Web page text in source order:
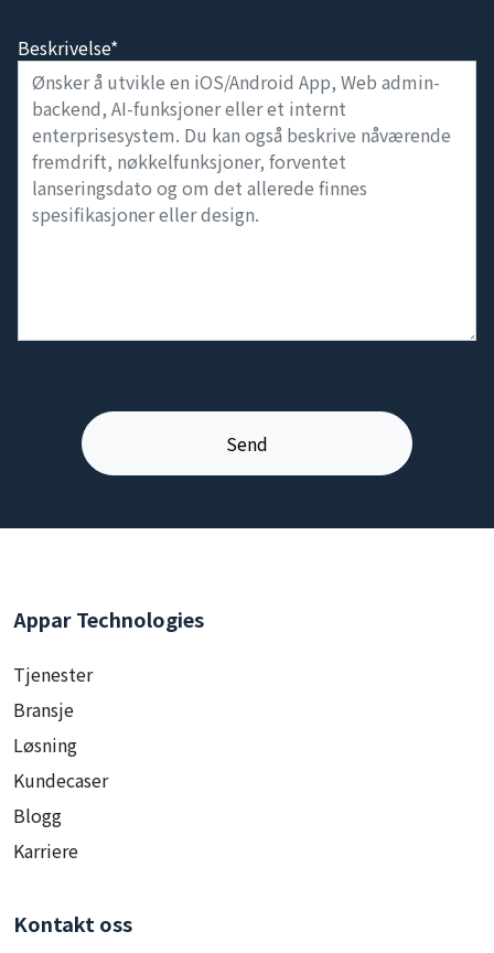
Beskrivelse*
Appar Technologies
Tjenester
Bransje
Løsning
Kundecaser
Blogg
Karriere
Kontakt oss